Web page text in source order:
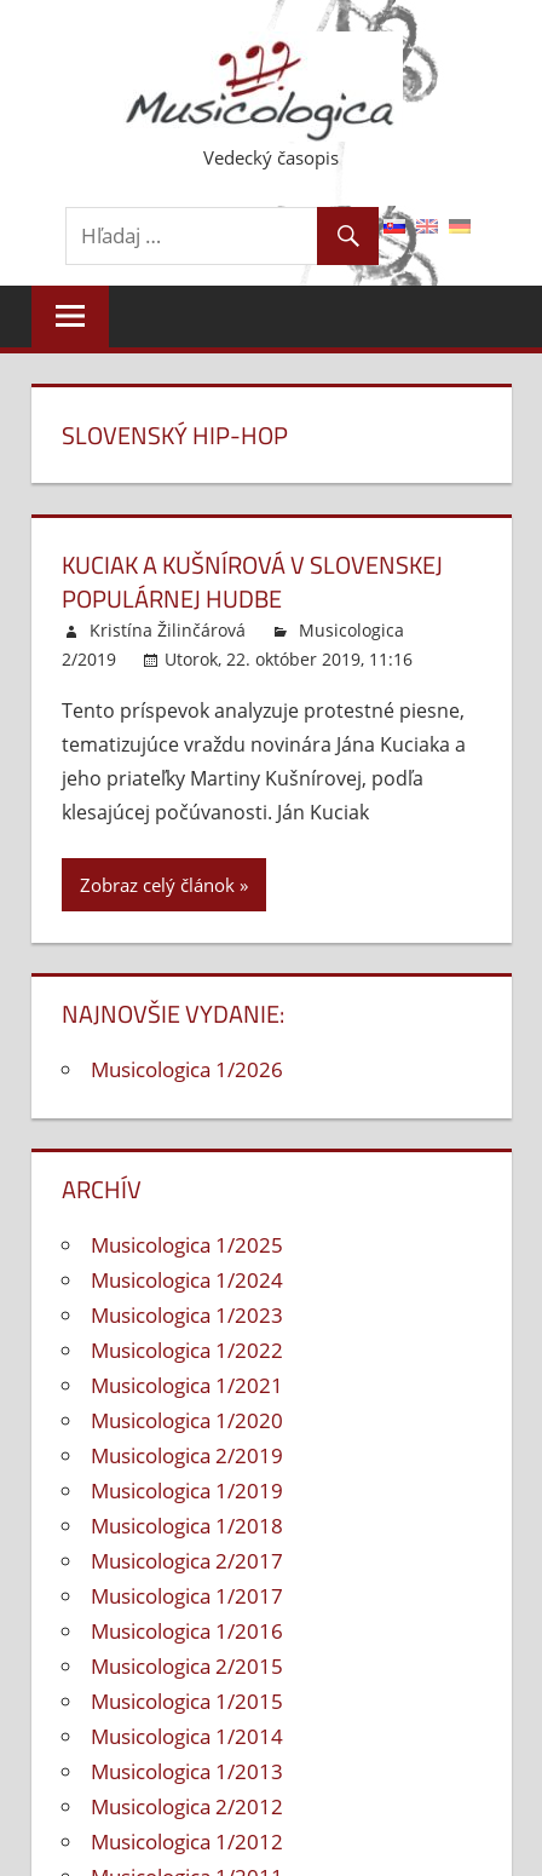
Vedecký časopis
SLOVENSKÝ HIP-HOP
KUCIAK A KUŠNÍROVÁ V SLOVENSKEJ
POPULÁRNEJ HUDBE
Kristína Žilinčárová
Musicologica
2/2019
Utorok, 22. október 2019, 11:16
vypnuté
Tento príspevok analyzuje protestné piesne,
tematizujúce vraždu novinára Jána Kuciaka a
jeho priateľky Martiny Kušnírovej, podľa
klesajúcej počúvanosti. Ján Kuciak
Zobraz celý článok
NAJNOVŠIE VYDANIE:
Musicologica 1/2026
ARCHÍV
Musicologica 1/2025
Musicologica 1/2024
Musicologica 1/2023
Musicologica 1/2022
Musicologica 1/2021
Musicologica 1/2020
Musicologica 2/2019
Musicologica 1/2019
Musicologica 1/2018
Musicologica 2/2017
Musicologica 1/2017
Musicologica 1/2016
Musicologica 2/2015
Musicologica 1/2015
Musicologica 1/2014
Musicologica 1/2013
Musicologica 2/2012
Musicologica 1/2012